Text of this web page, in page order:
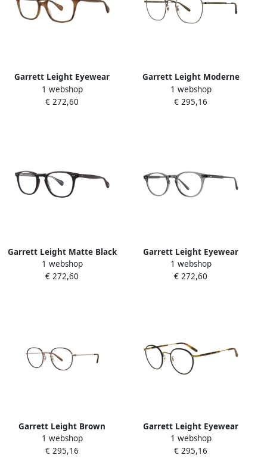
Garrett Leight Eyewear
frames Monarch Brown
Unisex
1 webshop
€ 272,60
Garrett Leight Moderne
Metalen Zonnebril Grant M
Gray Unisex
1 webshop
€ 295,16
Garrett Leight Matte Black
Wilshire Eyewear Frames
Black Unisex
1 webshop
€ 272,60
Garrett Leight Eyewear
frames Winward Gray
Dames
1 webshop
€ 272,60
Garrett Leight Brown
Paloma Eyewear Frames
Brown Unisex
1 webshop
€ 295,16
Garrett Leight Eyewear
frames Wilson Black Unisex
1 webshop
€ 295,16